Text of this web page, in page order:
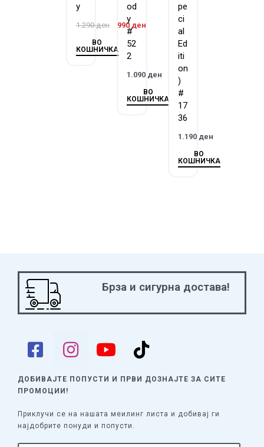
y
1.290ден 990 ден
ВО
КОШНИЧКА
od
y
#
52
2
1.090 ден
ВО
КОШНИЧКА
pe
ci
al
Ed
iti
on
)
#
17
36
1.190 ден
ВО
КОШНИЧКА
Брза и сигурна достава!
ДОБИВАЈТЕ ПОПУСТИ И ПРВИ ДОЗНАЈТЕ ЗА СИТЕ
ПРОМОЦИИ!
Приклучи се на нашата меилинг листа и добивај ги
најдобрите понуди и попусти.